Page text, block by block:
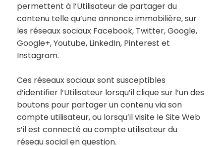
permettent à l’Utilisateur de partager du
contenu telle qu’une annonce immobilière, sur
les réseaux sociaux Facebook, Twitter, Google,
Google+, Youtube, LinkedIn, Pinterest et
Instagram.
Ces réseaux sociaux sont susceptibles
d’identifier l’Utilisateur lorsqu’il clique sur l’un des
boutons pour partager un contenu via son
compte utilisateur, ou lorsqu’il visite le Site Web
s’il est connecté au compte utilisateur du
réseau social en question.